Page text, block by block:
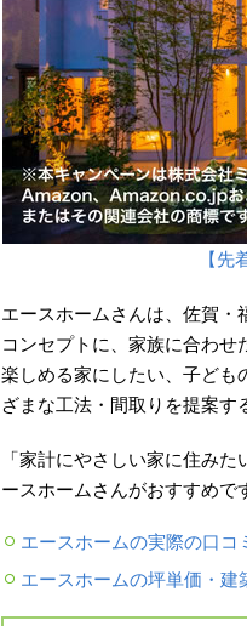
【
エースホームさんは、佐賀・
コンセプトに、家族に合わ
楽しめる家にしたい、子ども
ざまな工法・間取りを提案す
「家計にやさしい家に住み
ースホームさんがおすすめで
エースホームの実際の口コ
エースホームの坪単価・建